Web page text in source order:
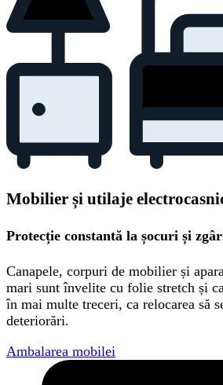
Mobilier și utilaje
Protecție constantă la șocuri și
Canapele, corpuri de mobilier și
mari sunt învelite cu folie stretch și
în mai multe treceri, ca relocarea să
deteriorări.
Ambalarea mobilei